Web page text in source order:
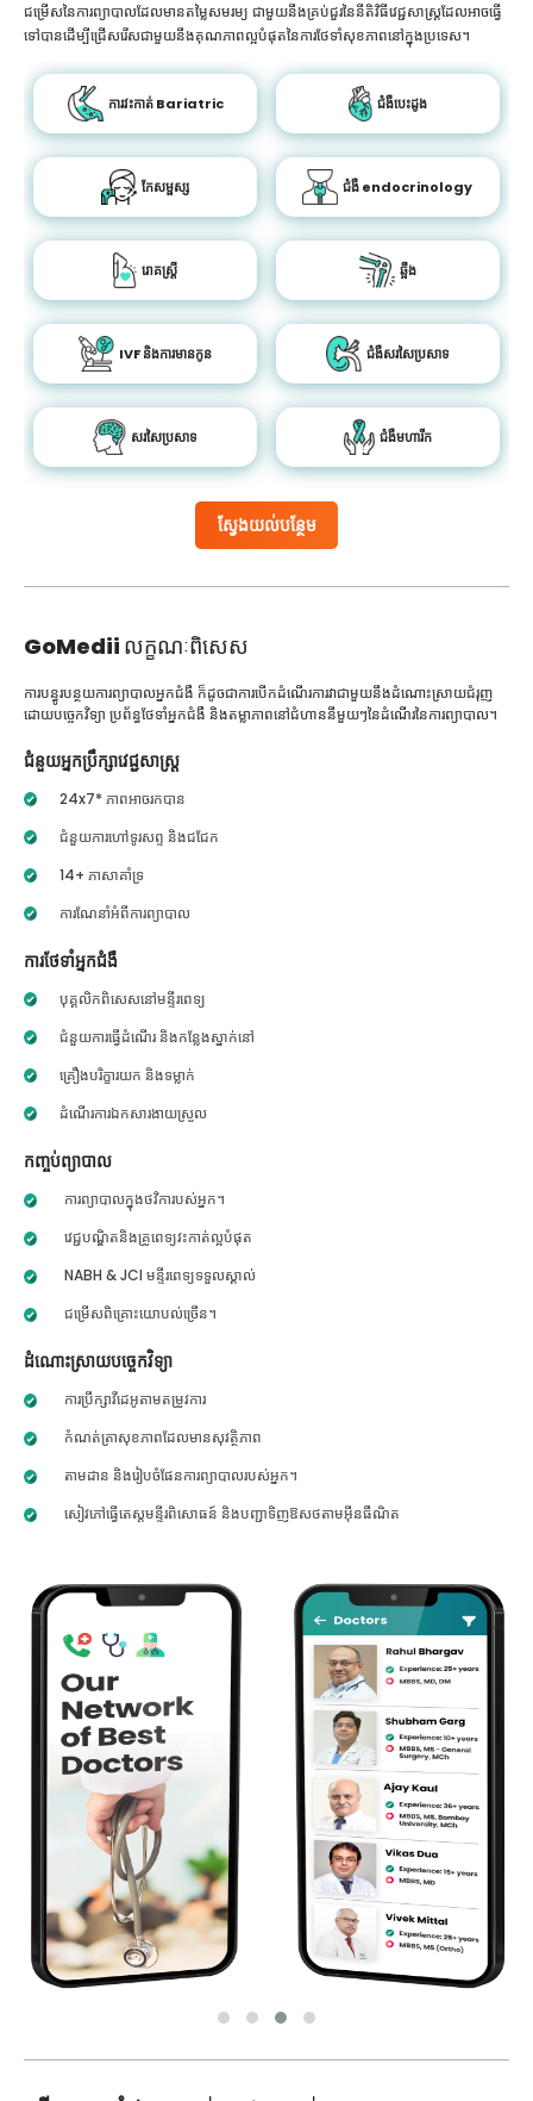
ស្វែងយល់បន្ថែម
ជម្រើសនៃការព្យាបាលដែលមានតម្លៃសមរម្យ ជាមួយនឹងគ្រប់ជួរនៃនីតិវិធីវេជ្ជសាស្រ្តដែលអាចធ្វើ
ទៅបានដើម្បីជ្រើសរើសជាមួយនឹងគុណភាពល្អបំផុតនៃការថែទាំសុខភាពនៅក្នុងប្រទេស។
ការវះកាត់ Bariatric ជំងឺបេះដូង
កែសម្ផស្ស ជំងឺ endocrinology
រោគស្ត្រី ឆ្អឹង
IVF និងការមានកូន ជំងឺសរសៃប្រសាទ
សរសៃប្រសាទ ជំងឺមហារីក
GoMedii លក្ខណៈពិសេស
ការបន្ធូរបន្ថយការព្យាបាលអ្នកជំងឺ ក៏ដូចជាការបើកដំណើរការវាជាមួយនឹងដំណោះស្រាយជំរុញ
ដោយបច្ចេកវិទ្យា ប្រព័ន្ធថែទាំអ្នកជំងឺ និងតម្លាភាពនៅជំហាននីមួយៗនៃដំណើរនៃការព្យាបាល។
ជំនួយអ្នកប្រឹក្សាវេជ្ជសាស្ត្រ
24x7* ភាពអាចរកបាន
ជំនួយការហៅទូរសព្ទ និងជជែក
14+ ភាសាគាំទ្រ
ការណែនាំអំពីការព្យាបាល
ការថែទាំអ្នកជំងឺ
បុគ្គលិកពិសេសនៅមន្ទីរពេទ្យ
ជំនួយការធ្វើដំណើរ និងកន្លែងស្នាក់នៅ
គ្រឿងបរិក្ខារយក និងទម្លាក់
ដំណើរការឯកសារងាយស្រួល
កញ្ចប់ព្យាបាល
ការព្យាបាលក្នុងថវិការបស់អ្នក។
វេជ្ជបណ្ឌិតនិងគ្រូពេទ្យវះកាត់ល្អបំផុត
NABH & JCI មន្ទីរពេទ្យទទួលស្គាល់
ជម្រើសពិគ្រោះយោបល់ច្រើន។
ដំណោះស្រាយបច្ចេកវិទ្យា
ការប្រឹក្សាវីដេអូតាមតម្រូវការ
កំណត់ត្រាសុខភាពដែលមានសុវត្ថិភាព
តាមដាន និងរៀបចំផែនការព្យាបាលរបស់អ្នក។
សៀវភៅធ្វើតេស្តមន្ទីរពិសោធន៍ និងបញ្ជាទិញឱសថតាមអ៊ីនធឺណិត